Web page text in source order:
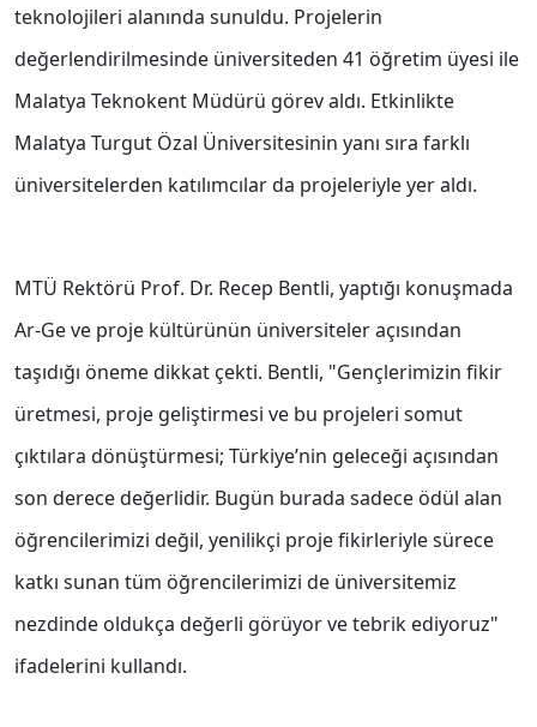
teknolojileri alanında sunuldu. Projelerin
değerlendirilmesinde üniversiteden 41 öğretim üyesi ile
Malatya Teknokent Müdürü görev aldı. Etkinlikte
Malatya Turgut Özal Üniversitesinin yanı sıra farklı
üniversitelerden katılımcılar da projeleriyle yer aldı.
MTÜ Rektörü Prof. Dr. Recep Bentli, yaptığı konuşmada
Ar-Ge ve proje kültürünün üniversiteler açısından
taşıdığı öneme dikkat çekti. Bentli, "Gençlerimizin fikir
üretmesi, proje geliştirmesi ve bu projeleri somut
çıktılara dönüştürmesi; Türkiye’nin geleceği açısından
son derece değerlidir. Bugün burada sadece ödül alan
öğrencilerimizi değil, yenilikçi proje fikirleriyle sürece
katkı sunan tüm öğrencilerimizi de üniversitemiz
nezdinde oldukça değerli görüyor ve tebrik ediyoruz"
ifadelerini kullandı.